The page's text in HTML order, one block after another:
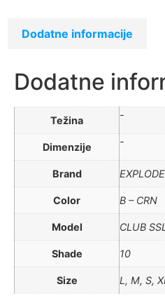
Dodatne informacije
Dodatne
Težina -
Dimenzije -
Brand EXPLODE
Color B – CRN
Model CLUB
Shade 10
Size L, M, S,